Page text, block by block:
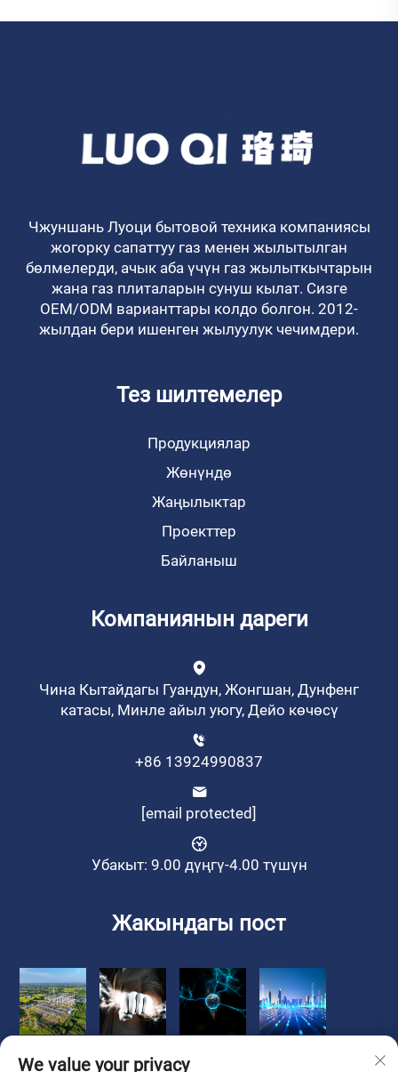
Чжуншань Луоци бытовой техника компаниясы
жогорку сапаттуу газ менен жылытылган
бөлмелерди, ачык аба үчүн газ жылыткычтарын
жана газ плиталарын сунуш кылат. Сизге
OEM/ODM варианттары колдо болгон. 2012-
жылдан бери ишенген жылуулук чечимдери.
Тез шилтемелер
Продукциялар
Жөнүндө
Жаңылыктар
Проекттер
Байланыш
Компаниянын дареги
Чина Кытайдагы Гуандун, Жонгшан, Дунфенг
катасы, Минле айыл уюгу, Дейо көчөсү
+86 13924990837
[email protected]
Убакыт: 9.00 дүңгү-4.00 түшүн
Жакындагы пост
We value your privacy